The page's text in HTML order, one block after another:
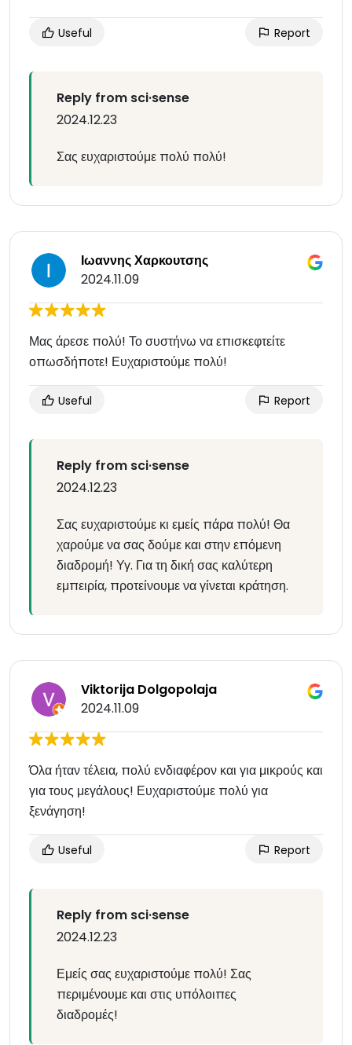
Useful Report
Reply from sci·sense
2024.12.23
Σας ευχαριστούμε πολύ πολύ!
Ιωαννης Χαρκουτσης
2024.11.09
Μας άρεσε πολύ! Το συστήνω να επισκεφτείτε
οπωσδήποτε! Ευχαριστούμε πολύ!
Useful Report
Reply from sci·sense
2024.12.23
Σας ευχαριστούμε κι εμείς πάρα πολύ! Θα
χαρούμε να σας δούμε και στην επόμενη
διαδρομή! Υγ. Για τη δική σας καλύτερη
εμπειρία, προτείνουμε να γίνεται κράτηση.
Viktorija Dolgopolaja
2024.11.09
Όλα ήταν τέλεια, πολύ ενδιαφέρον και για μικρούς και
για τους μεγάλους! Ευχαριστούμε πολύ για
ξενάγηση!
Useful Report
Reply from sci·sense
2024.12.23
Εμείς σας ευχαριστούμε πολύ! Σας
περιμένουμε και στις υπόλοιπες
διαδρομές!